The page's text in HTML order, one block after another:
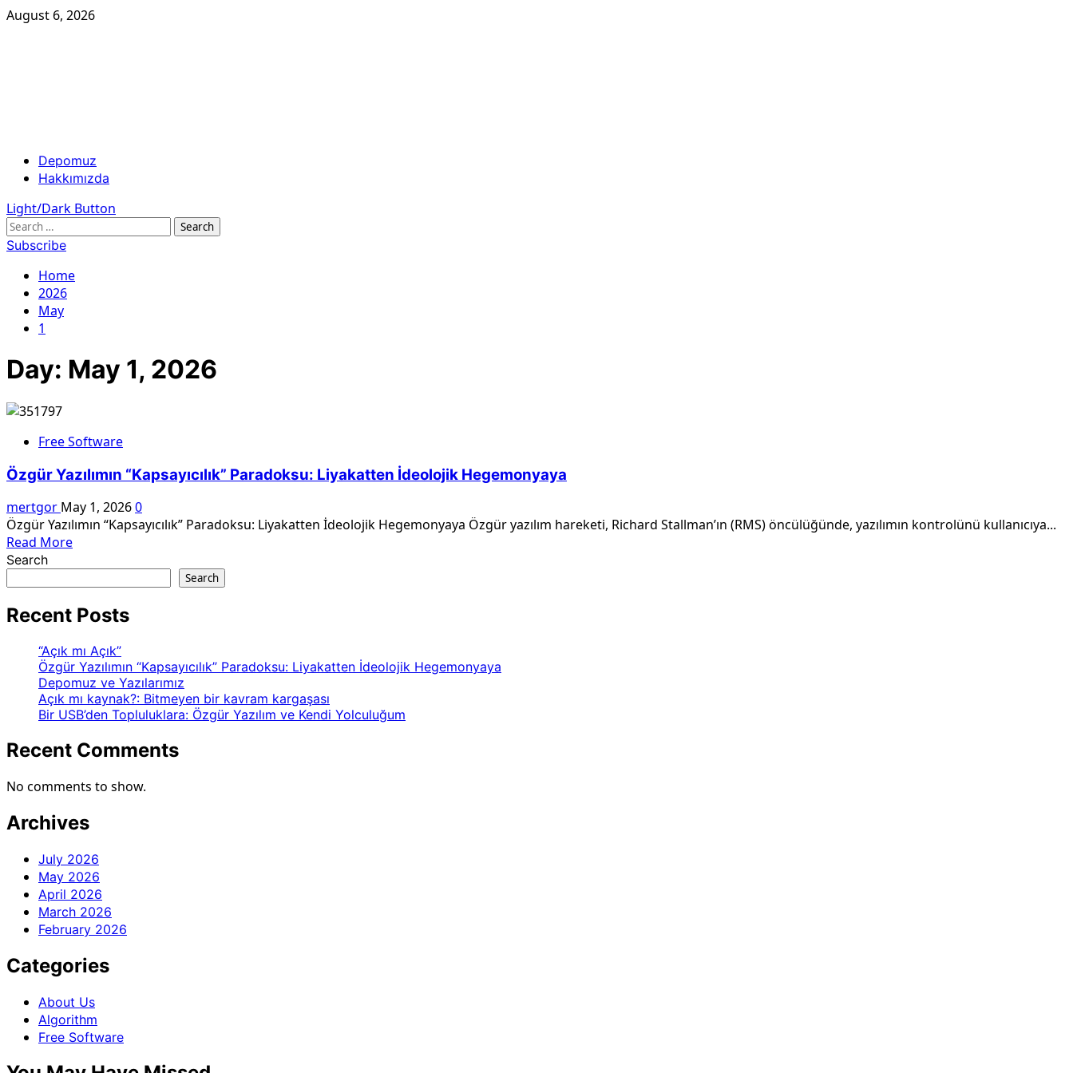
Skip
August 6, 2026
Primary
Menu
Depomuz
Hakkımızda
Light/Dark Button
Search
for:
Subscribe
Home
2026
May
1
Day: May 1, 2026
Free Software
Özgür Yazılımın “Kapsayıcılık” Paradoksu: Liyakatten İdeolojik Hegemonyaya
mertgor May 1, 20260
Özgür Yazılımın “Kapsayıcılık” Paradoksu: Liyakatten İdeolojik Hegemonyaya Özgür yazılım hareketi, Richard Stallman’ın (RMS) öncülüğünde, yazılımın kontrolünü kullanıcıya...
Read MoreRead
Yazılımın
Paradoksu:
Liyakatten
İdeolojik
Hegemonyaya
Search
Search
Recent Posts
“Açık mı Açık”
Özgür Yazılımın “Kapsayıcılık” Paradoksu: Liyakatten İdeolojik Hegemonyaya
Depomuz ve Yazılarımız
Açık mı kaynak?: Bitmeyen bir kavram kargaşası
Bir USB’den Topluluklara: Özgür Yazılım ve Kendi Yolculuğum
Recent Comments
No comments to show.
Archives
July 2026
May 2026
April 2026
March 2026
February 2026
Categories
About Us
Algorithm
Free Software